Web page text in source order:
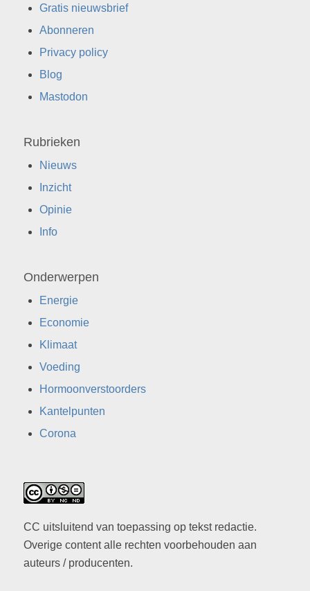
Gratis nieuwsbrief
Abonneren
Privacy policy
Blog
Mastodon
Rubrieken
Nieuws
Inzicht
Opinie
Info
Onderwerpen
Energie
Economie
Klimaat
Voeding
Hormoonverstoorders
Kantelpunten
Corona
CC uitsluitend van toepassing op tekst redactie.
Overige content alle rechten voorbehouden aan
auteurs / producenten.